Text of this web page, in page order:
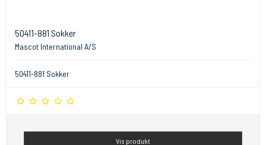
50411-881 Sokker
Mascot International A/S
50411-881 Sokker
Vis produkt